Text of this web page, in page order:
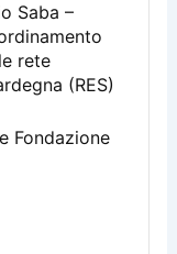
Saba –
rete
(RES)
Fondazione